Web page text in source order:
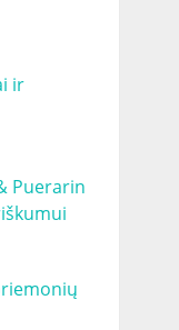
ir
Puerarin